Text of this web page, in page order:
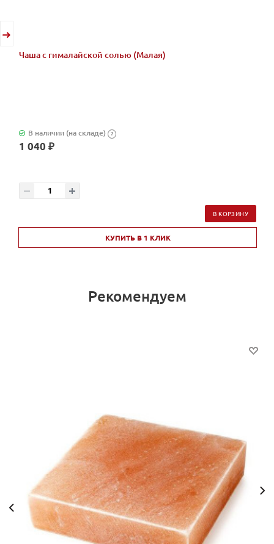
Чаша с гималайской солью (Малая)
В наличии (на складе) ?
1 040 ₽
В КОРЗИНУ
КУПИТЬ В 1 КЛИК
Рекомендуем